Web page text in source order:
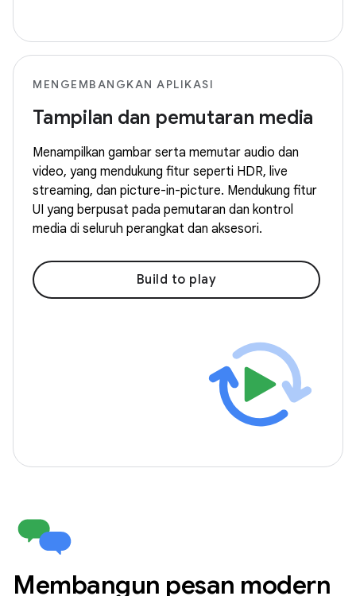
MENGEMBANGKAN APLIKASI
Tampilan dan pemutaran media
Menampilkan gambar serta memutar audio dan
video, yang mendukung fitur seperti HDR, live
streaming, dan picture-in-picture. Mendukung fitur
UI yang berpusat pada pemutaran dan kontrol
media di seluruh perangkat dan aksesori.
Build to play
Membangun pesan modern